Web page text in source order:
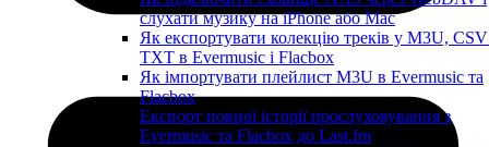
слухати музику на iPhone або Mac
Як експортувати колекцію треків у M3U,
TXT в Evermusic і Flacbox
Як імпортувати плейлист M3U в Evermusic та
Flacbox
Експорт повної історії прослуховування з
Evermusic та Flacbox до Last.fm